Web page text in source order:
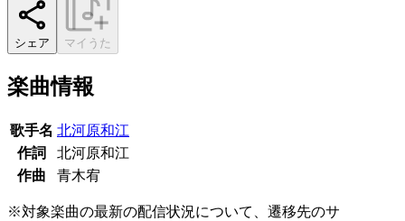
シェア マイうた
楽曲情報
歌手名 北河原和江
作詞
北河原和江
作曲
青木宥
※対象楽曲の最新の配信状況について、遷移先のサ